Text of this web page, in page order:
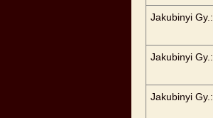
Jakubinyi Gy.:
Jakubinyi Gy.:
Jakubinyi Gy.: